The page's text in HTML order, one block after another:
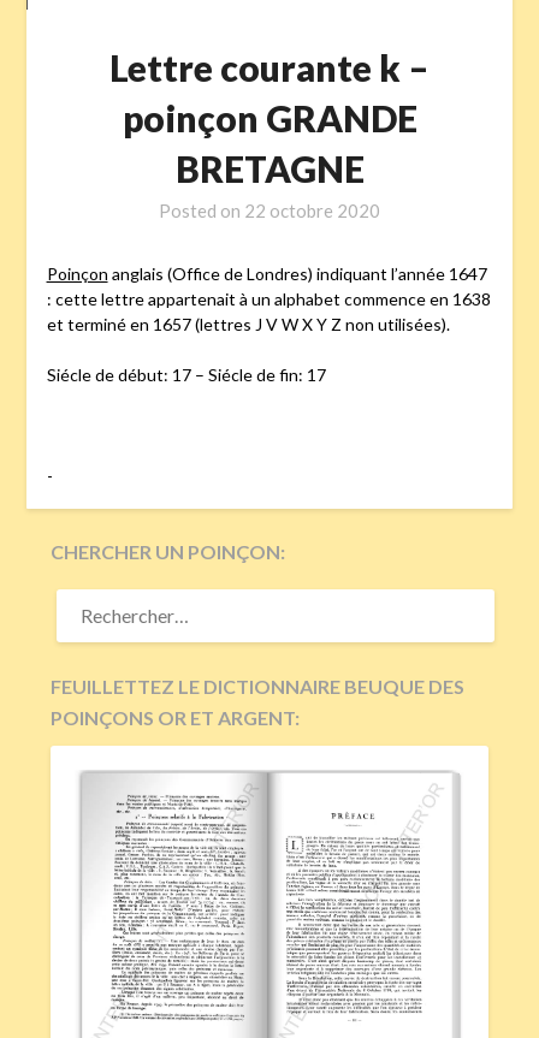
Lettre courante k –
poinçon GRANDE
BRETAGNE
Posted on 22 octobre 2020
Poinçon anglais (Office de Londres) indiquant l’année 1647
: cette lettre appartenait à un alphabet commence en 1638
et terminé en 1657 (lettres J V W X Y Z non utilisées).
Siécle de début: 17 – Siécle de fin: 17
-
CHERCHER UN POINÇON:
RECHERCHER :
FEUILLETTEZ LE DICTIONNAIRE BEUQUE DES
POINÇONS OR ET ARGENT: